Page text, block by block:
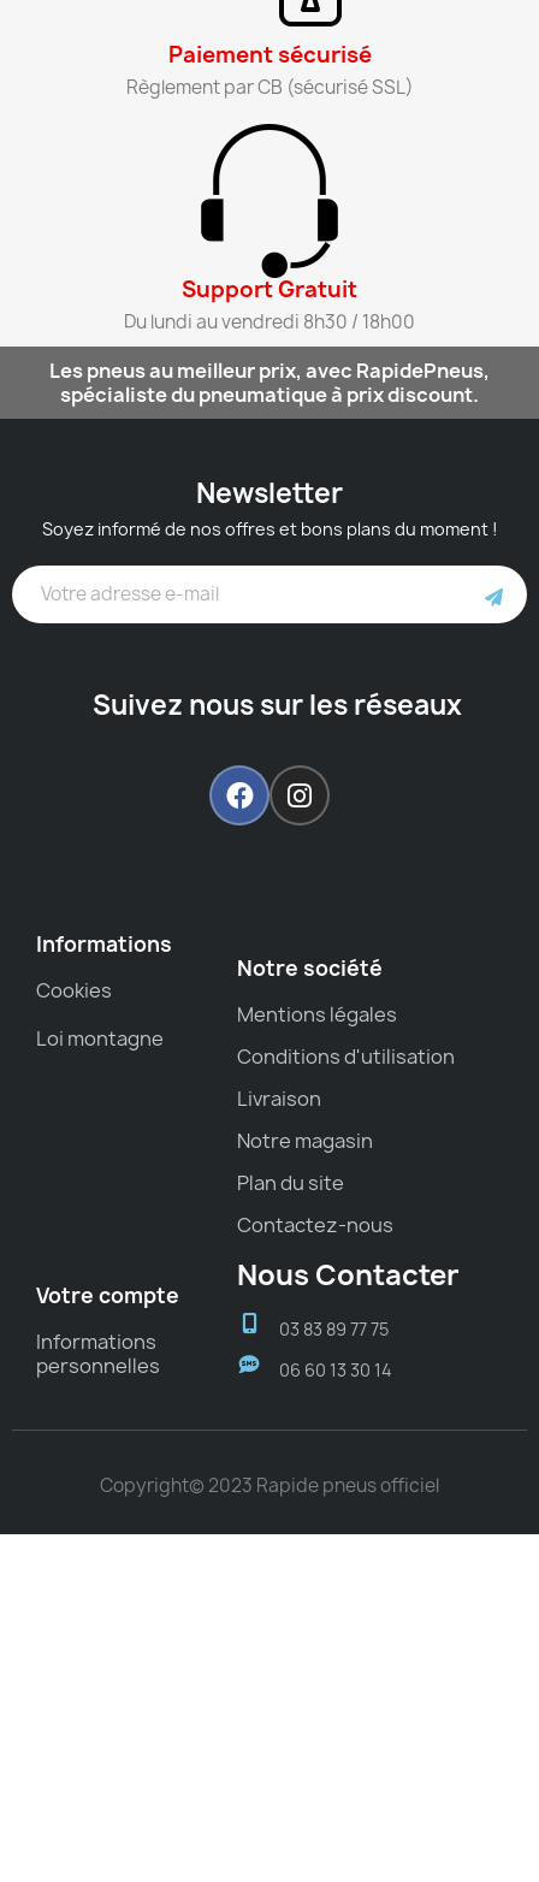
Paiement sécurisé​
Règlement par CB (sécurisé SSL)​
Support Gratuit​
Du lundi au vendredi 8h30 / 18h00​
Les pneus au meilleur prix, avec RapidePneus,
spécialiste du pneumatique à prix discount.
Newsletter
Soyez informé de nos offres et bons plans du moment !
Suivez nous sur les réseaux
Informations
Cookies
Loi montagne
Notre société
Mentions légales
Conditions d'utilisation
Livraison
Notre magasin
Plan du site
Contactez-nous
Votre compte
Informations
personnelles
Nous Contacter
03 83 89 77 75
06 60 13 30 14
Copyright© 2023 Rapide pneus officiel